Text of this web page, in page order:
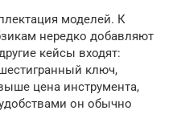
моделей. К
нередко добавляют
кейсы входят:
ключ,
цена инструмента,
он обычно